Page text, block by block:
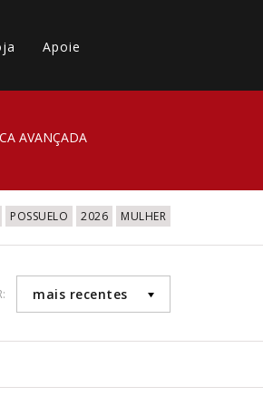
Apoie
AVANÇADA
POSSUELO 2026 MULHER
mais recentes